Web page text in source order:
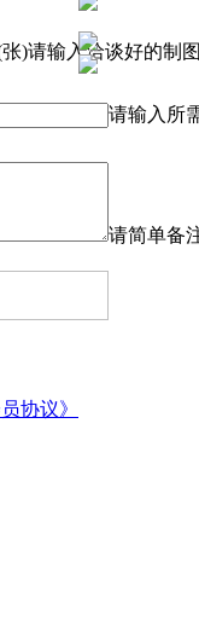
)请输入洽谈好的制
请输入所
请简单备
员协议》